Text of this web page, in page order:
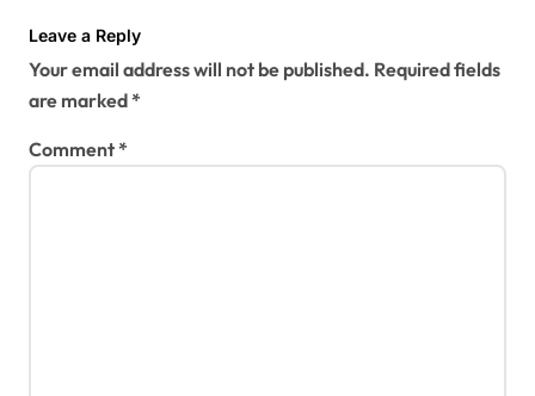
Leave a Reply
Your email address will not be published. Required fields
are marked*
Comment*